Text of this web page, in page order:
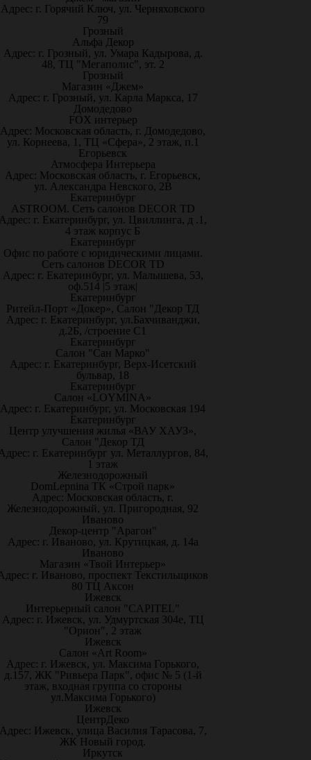
Адрес: г. Горячий Ключ, ул. Черняховского
79
Грозный
Альфа Декор
Адрес: г. Грозный, ул. Умара Кадырова, д.
48, ТЦ "Мегаполис", эт. 2
Грозный
Магазин «Джем»
Адрес: г. Грозный, ул. Карла Маркса, 17
Домодедово
FOX интерьер
Адрес: Московская область, г. Домодедово,
ул. Корнеева, 1, ТЦ «Сфера», 2 этаж, п.1
Егорьевск
Атмосфера Интерьера
Адрес: Московская область, г. Егорьевск,
ул. Александра Невского, 2В
Екатеринбург
ASTROOM. Сеть салонов DECOR TD
г. Екатеринбург, ул. Цвиллинга, д .1,
4 этаж корпус Б
Екатеринбург
Офис по работе с юридическими лицами.
Сеть салонов DECOR TD
Адрес: г. Екатеринбург, ул. Малышева, 53,
оф.514 |5 этаж|
Екатеринбург
Ритейл-Порт «Докер», Салон "Декор ТД
Адрес: г. Екатеринбург, ул.Бахчиванджи,
д.2Б, /строение С1
Екатеринбург
Салон "Сан Марко"
Адрес: г. Екатеринбург, Верх-Исетский
бульвар, 18
Екатеринбург
Салон «LOYMINA»
Адрес: г. Екатеринбург, ул. Московская 194
Екатеринбург
Центр улучшения жилья «ВАУ ХАУЗ»,
Салон "Декор ТД
г. Екатеринбург ул. Металлургов, 84,
1 этаж
Железнодорожный
DomLepnina ТК «Строй парк»
Адрес: Московская область, г.
Железнодорожный, ул. Пригородная, 92
Иваново
Декор-центр "Арагон"
Адрес: г. Иваново, ул. Крутицкая, д. 14а
Иваново
Магазин «Твой Интерьер»
г. Иваново, проспект Текстильщиков
80 ТЦ Аксон
Ижевск
Интерьерный салон "CAPITEL"
Адрес: г. Ижевск, ул. Удмуртская 304е, ТЦ
"Орион", 2 этаж
Ижевск
Салон «Art Room»
Адрес: г. Ижевск, ул. Максима Горького,
д.157, ЖК "Ривьера Парк", офис № 5 (1-й
этаж, входная группа со стороны
ул.Максима Горького)
Ижевск
ЦентрДеко
Ижевск, улица Василия Тарасова, 7,
ЖК Новый город.
Иркутск